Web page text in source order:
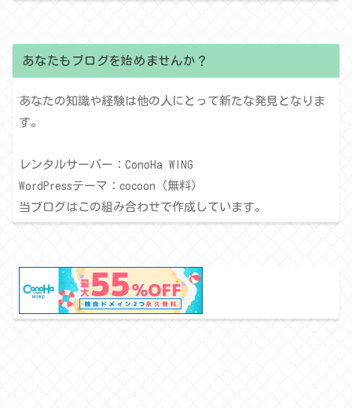
あなたもブログを始めませんか？
あなたの知識や経験は他の人にとって新たな発見となりま
す。
レンタルサーバー：ConoHa WING
WordPressテーマ：cocoon（無料）
当ブログはこの組み合わせで作成しています。